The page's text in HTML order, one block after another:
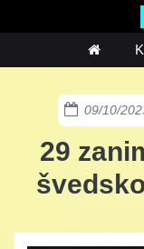
09/10/
29